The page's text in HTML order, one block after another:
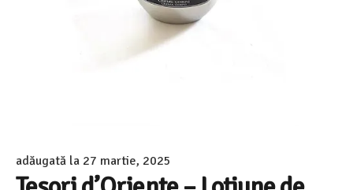
adăugată la 27 martie, 2025